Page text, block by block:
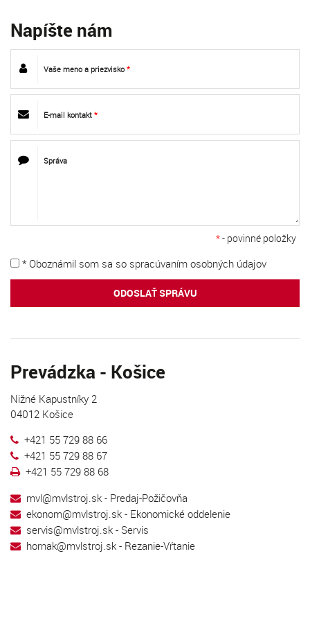
Napíšte nám
Vaše meno a priezvisko*
E-mail kontakt*
Správa
*- povinné položky
* Oboznámil som sa so spracúvaním osobných údajov
ODOSLAŤ SPRÁVU
Prevádzka - Košice
Nižné Kapustníky 2
04012 Košice
+421 55 729 88 66
+421 55 729 88 67
+421 55 729 88 68
mvl@mvlstroj.sk - Predaj-Požičovňa
ekonom@mvlstroj.sk - Ekonomické oddelenie
servis@mvlstroj.sk - Servis
hornak@mvlstroj.sk - Rezanie-Vŕtanie